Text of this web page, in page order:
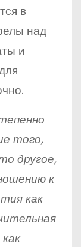
в
над
и
того,
другое,
к
как